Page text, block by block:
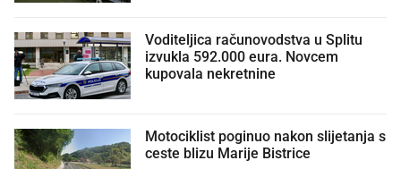
Voditeljica računovodstva u Splitu
izvukla 592.000 eura. Novcem
kupovala nekretnine
Motociklist poginuo nakon slijetanja s
ceste blizu Marije Bistrice